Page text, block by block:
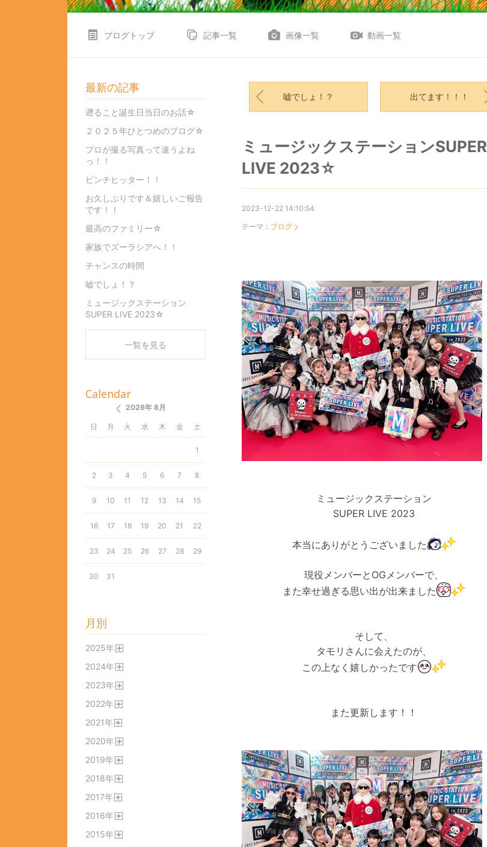
ブログトップ 記事一覧 画像一覧 動画一覧
嘘でしょ！？ 出てます！！！
ミュージックステーションSUPER
LIVE 2023☆
2023-12-22 14:10:54
テーマ： ブログ
ミュージックステーション
SUPER LIVE 2023
本当にありがとうございました
現役メンバーとOGメンバーで、
また幸せ過ぎる思い出が出来ました
そして、
タモリさんに会えたのが、
この上なく嬉しかったです
また更新します！！
最新の記事
遡ること誕生日当日のお話☆
２０２５年ひとつめのブログ☆
プロが撮る写真って違うよね
っ！！
ピンチヒッター！！
お久しぶりです＆嬉しいご報告
です！！
最高のファミリー☆
家族でズーラシアへ！！
チャンスの時間
嘘でしょ！？
ミュージックステーション
SUPER LIVE 2023☆
一覧を見る
Calendar
2026年 8月
日 月 火 水 木 金 土
1
2 3 4 5 6 7 8
9 10 11 12 13 14 15
16 17 18 19 20 21 22
23 24 25 26 27 28 29
30 31
月別
2025年
2024年
2023年
2022年
2021年
2020年
2019年
2018年
2017年
2016年
2015年